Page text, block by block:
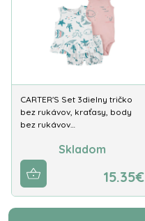
CARTER'S Set 3dielny tričko
bez rukávov, kraťasy, body
bez rukávov…
Skladom
15.35€